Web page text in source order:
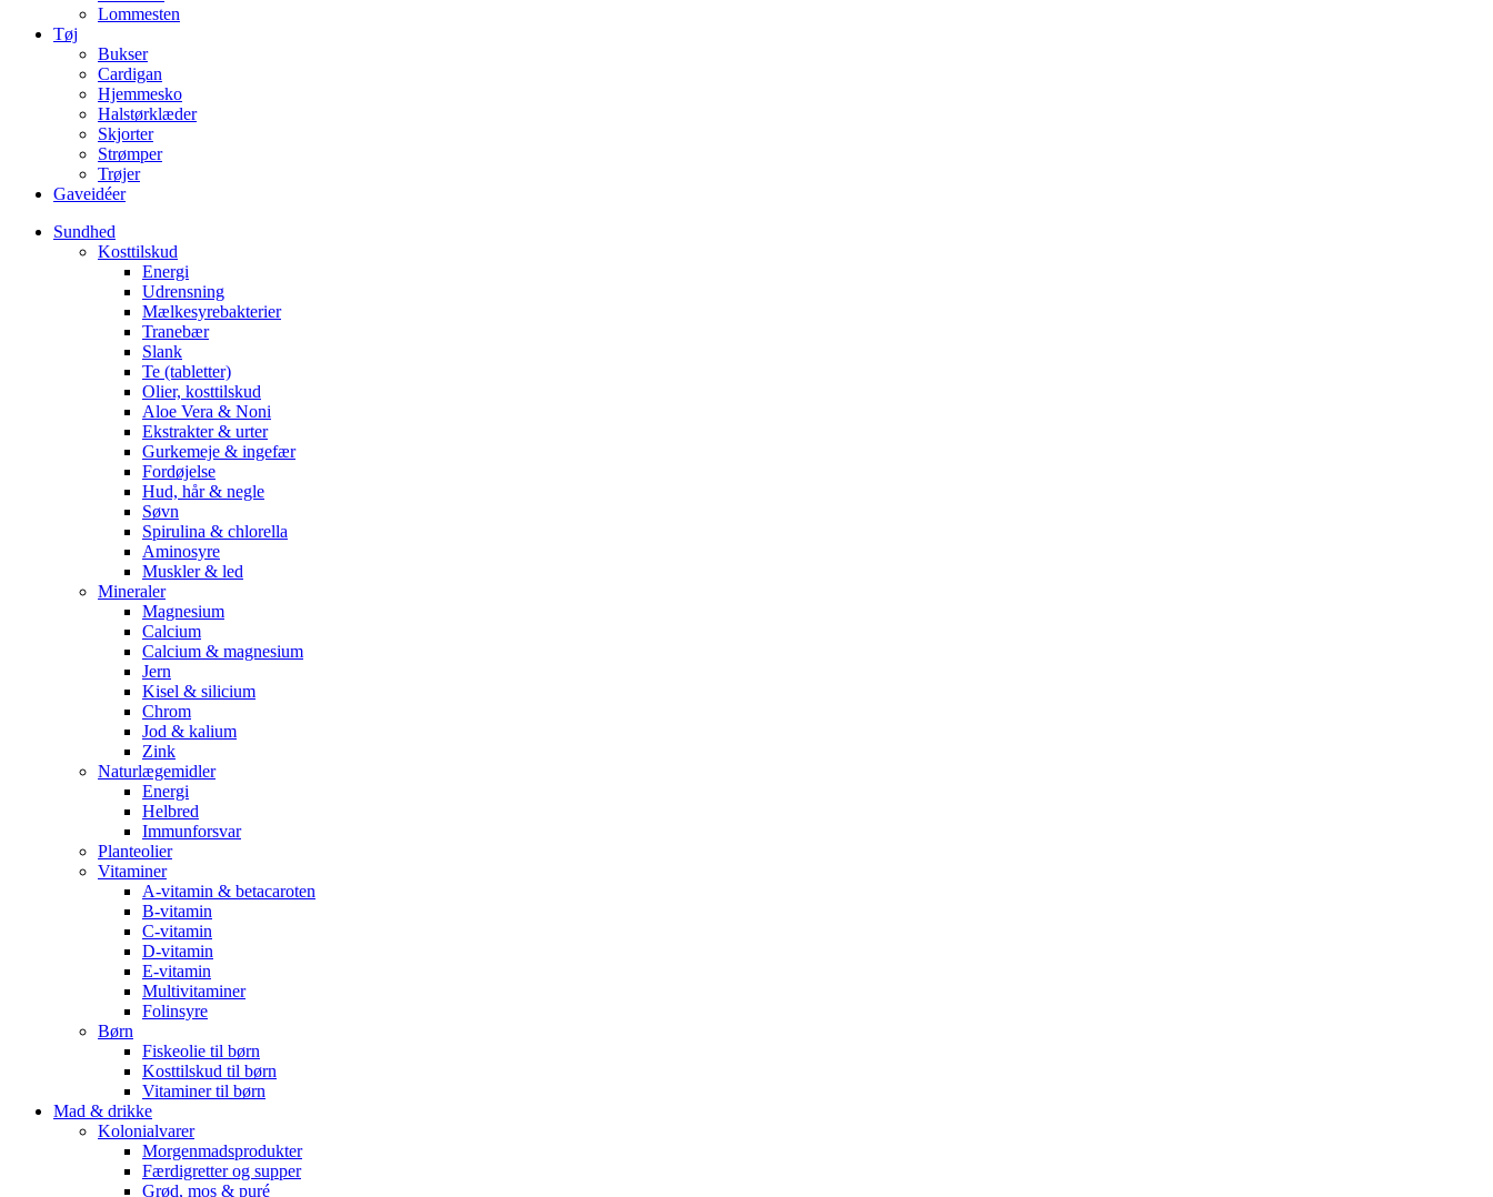
Lommesten
Tøj
Bukser
Cardigan
Hjemmesko
Halstørklæder
Skjorter
Strømper
Trøjer
Gaveidéer
Sundhed
Kosttilskud
Energi
Udrensning
Mælkesyrebakterier
Tranebær
Slank
Te (tabletter)
Olier, kosttilskud
Aloe Vera & Noni
Ekstrakter & urter
Gurkemeje & ingefær
Fordøjelse
Hud, hår & negle
Søvn
Spirulina & chlorella
Aminosyre
Muskler & led
Mineraler
Magnesium
Calcium
Calcium & magnesium
Jern
Kisel & silicium
Chrom
Jod & kalium
Zink
Naturlægemidler
Energi
Helbred
Immunforsvar
Planteolier
Vitaminer
A-vitamin & betacaroten
B-vitamin
C-vitamin
D-vitamin
E-vitamin
Multivitaminer
Folinsyre
Børn
Fiskeolie til børn
Kosttilskud til børn
Vitaminer til børn
Mad & drikke
Kolonialvarer
Morgenmadsprodukter
Færdigretter og supper
Grød, mos & puré